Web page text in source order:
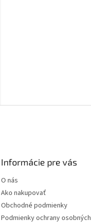
Informácie pre vás
O nás
Ako nakupovať
Obchodné podmienky
Podmienky ochrany osobných